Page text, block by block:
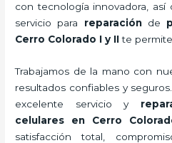
con tecnología innovadora,
servicio para reparaciónde
Cerro Colorado I y IIte
Trabajamos de la mano con
resultados confiables y
excelente servicio y
celulares en Cerro
satisfacción total,